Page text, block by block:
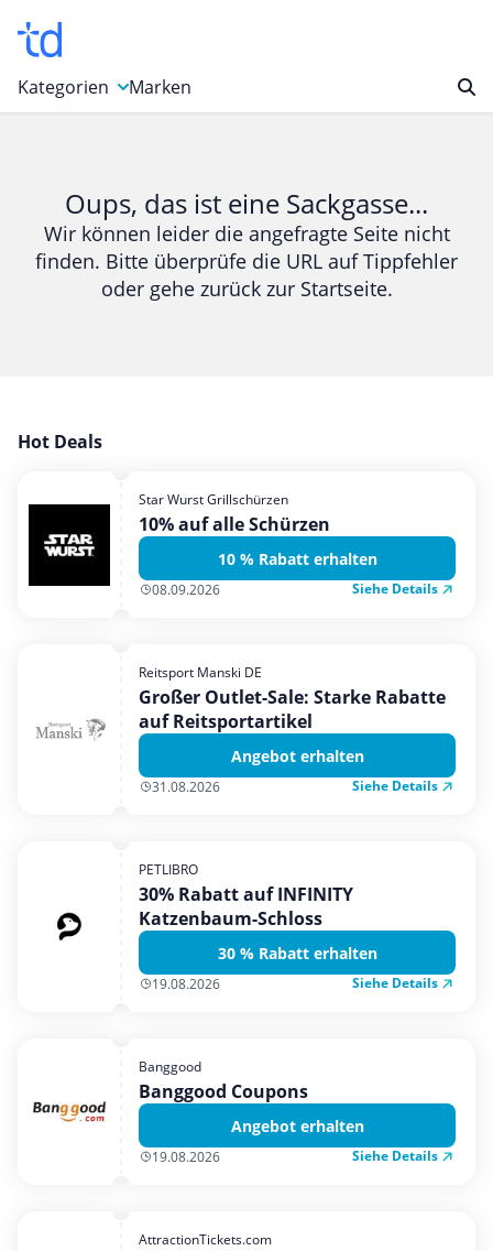
Kategorien
Bücher & Magazine
Computer & Elektronik
Entertainment & Media
Garten, Haushalt & Tiere
Mobilfunk & Internet
Mode & Accessoires
Shopping
Urlaub & Reise
Marken
Oups, das ist eine Sackgasse...
Wir können leider die angefragte Seite nicht
finden. Bitte überprüfe die URL auf Tippfehler
oder gehe zurück zur Startseite.
Hot Deals
Star Wurst Grillschürzen
10% auf alle Schürzen
10 % Rabatt erhalten
08.09.2026 Siehe Details
Reitsport Manski DE
Großer Outlet-Sale: Starke Rabatte
auf Reitsportartikel
Angebot erhalten
31.08.2026 Siehe Details
PETLIBRO
30% Rabatt auf INFINITY
Katzenbaum-Schloss
30 % Rabatt erhalten
19.08.2026 Siehe Details
Banggood
Banggood Coupons
Angebot erhalten
19.08.2026 Siehe Details
AttractionTickets.com